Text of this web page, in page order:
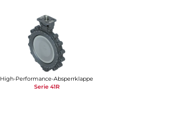
High-Performance-Absperrklappe
Serie 41R